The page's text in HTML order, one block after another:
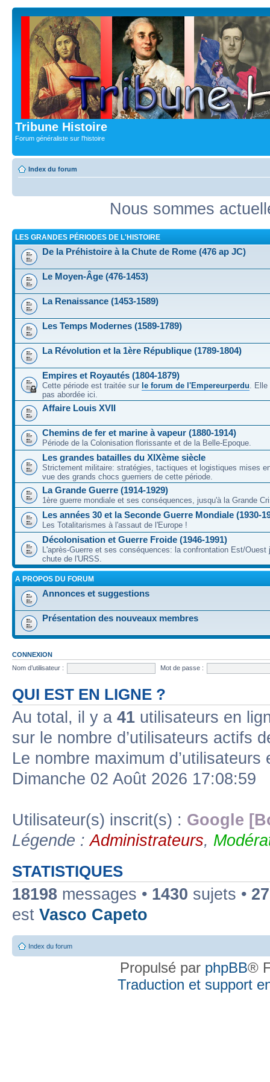
Tribune Histoire
Forum généraliste sur l'histoire
Index du forum
Nous sommes
LES GRANDES PÉRIODES DE L'HISTOIRE
De la Préhistoire à la Chute de Rome (476 ap JC)
Le Moyen-Âge (476-1453)
La Renaissance (1453-1589)
Les Temps Modernes (1589-1789)
La Révolution et la 1ère République (1789-1804)
Empires et Royautés (1804-1879)
Cette période est traitée sur le forum de l'Empereurperdu. Elle
pas abordée ici.
Affaire Louis XVII
Chemins de fer et marine à vapeur (1880-1914)
Période de la Colonisation florissante et de la Belle-Epoque.
Les grandes batailles du XIXème siècle
Strictement militaire: stratégies, tactiques et logistiques mises
vue des grands chocs guerriers de cette période.
La Grande Guerre (1914-1929)
1ère guerre mondiale et ses conséquences, jusqu'à la Grande
Les années 30 et la Seconde Guerre Mondiale (1930-
Les Totalitarismes à l'assaut de l'Europe !
Décolonisation et Guerre Froide (1946-1991)
L'après-Guerre et ses conséquences: la confrontation Est/Ouest
chute de l'URSS.
A PROPOS DU FORUM
Annonces et suggestions
Présentation des nouveaux membres
CONNEXION
Nom d’utilisateur :
Mot de passe :
QUI EST EN LIGNE ?
Au total, il y a 41 utilisateurs en
sur le nombre d’utilisateurs actifs
Le nombre maximum
Dimanche 02 Août 2026 17:08:59
Utilisateur(s) inscrit(s) : Google
Légende :Administrateurs,
STATISTIQUES
18198 messages • 1430 sujets •
est Vasco Capeto
Index du forum
Propulsé par phpBB®
Traduction et support